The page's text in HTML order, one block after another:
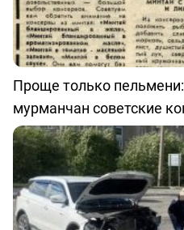
Проще только
мурманчан советские